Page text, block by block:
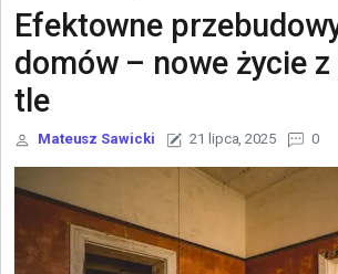
Efektowne
domów – nowe życie
tle
Mateusz Sawicki 21 lipca, 2025 0